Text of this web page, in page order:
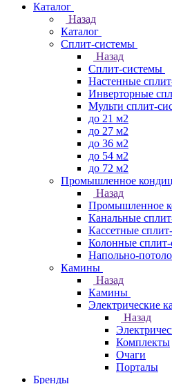
Каталог
Назад
Каталог
Сплит-системы
Назад
Сплит-системы
Настенные
Инверторные
Мульти сплит-
до 21 м2
до 27 м2
до 36 м2
до 54 м2
до 72 м2
Промышленное
Назад
Промышленное
Канальные
Кассетные
Колонные
Напольно-
Камины
Назад
Камины
Электрические
Назад
Комплекты
Очаги
Порталы
Бренды